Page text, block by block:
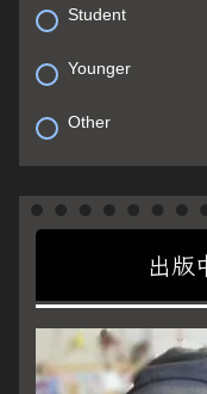
Student
Younger
Other
出版